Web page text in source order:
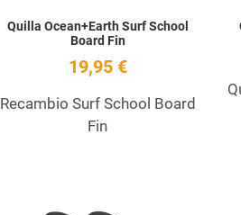
Quilla Ocean+Earth Surf School
Board Fin
19,95 €
Recambio Surf School Board
Fin